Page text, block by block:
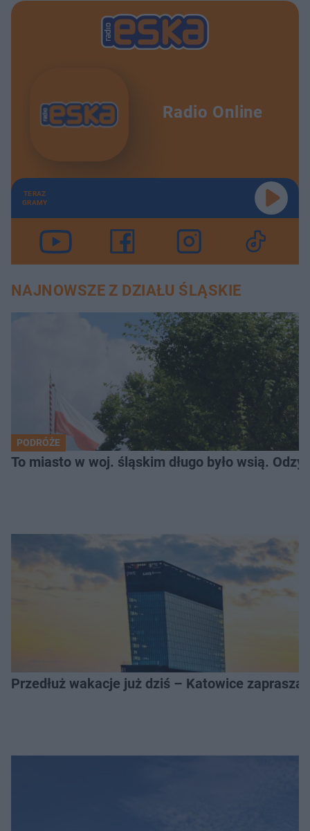
Radio Online
TERAZ
GRAMY
NAJNOWSZE Z DZIAŁU ŚLĄSKIE
PODRÓŻE
To miasto w woj. śląskim długo było wsią.
Przedłuż wakacje już dziś – Katowice